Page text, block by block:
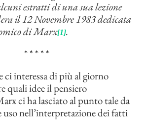
estratti di una sua lezione
il 12 Novembre 1983 dedicata
di Marx[1].
* * * * *
ci interessa di più al giorno
quali idee il pensiero
ci ha lasciato al punto tale da
uso nell’interpretazione dei fatti